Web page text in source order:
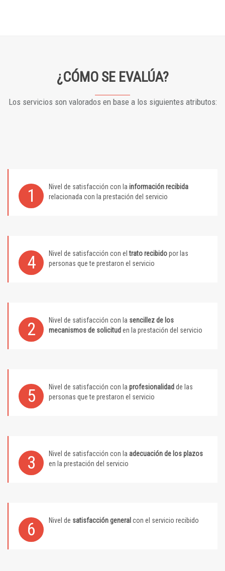
¿CÓMO SE EVALÚA?
Los servicios son valorados en base a los siguientes atributos:
1 Nivel de satisfacción con la información recibida
relacionada con la prestación del servicio
4 Nivel de satisfacción con eltrato recibidopor las
personas que te prestaron el servicio
2 Nivel de satisfacción con la sencillez de los
mecanismos de solicitud en la prestación del servicio
5 Nivel de satisfacción con la profesionalidad de las
personas que te prestaron el servicio
3 Nivel de satisfacción con la adecuación de los plazos
en la prestación del servicio
6 Nivel de satisfacción general con el servicio recibido